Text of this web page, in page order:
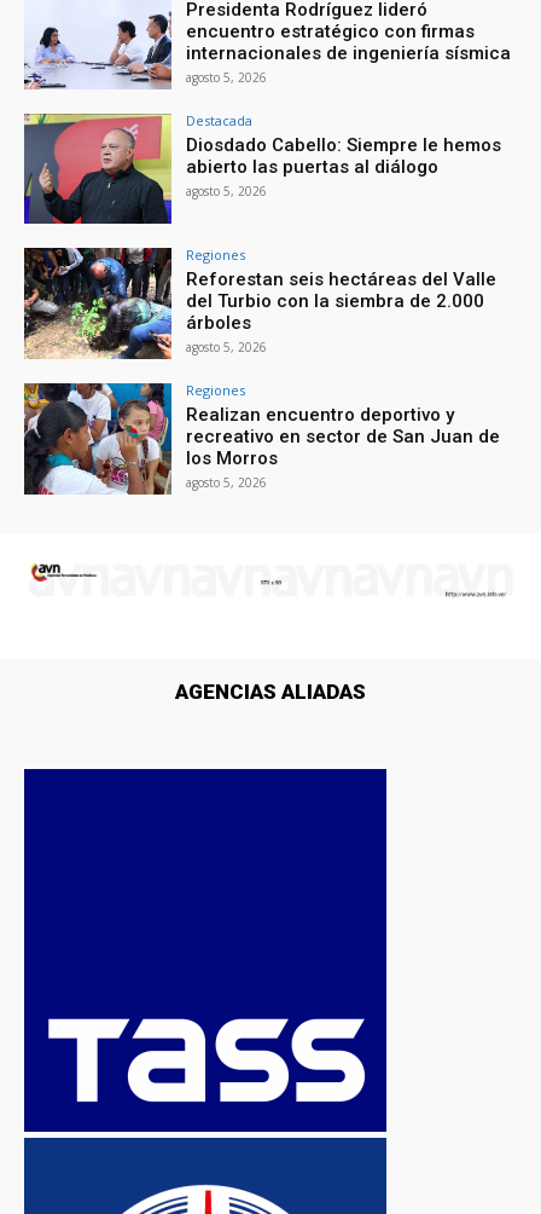
Presidenta Rodríguez lideró
encuentro estratégico con firmas
internacionales de ingeniería sísmica
agosto 5, 2026
Destacada
Diosdado Cabello: Siempre le hemos
abierto las puertas al diálogo
agosto 5, 2026
Regiones
Reforestan seis hectáreas del Valle
del Turbio con la siembra de 2.000
árboles
agosto 5, 2026
Regiones
Realizan encuentro deportivo y
recreativo en sector de San Juan de
los Morros
agosto 5, 2026
AGENCIAS ALIADAS